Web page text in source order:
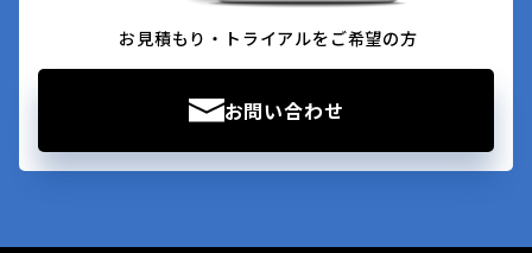
お見積もり・トライアルをご希望の方
お問い合わせ